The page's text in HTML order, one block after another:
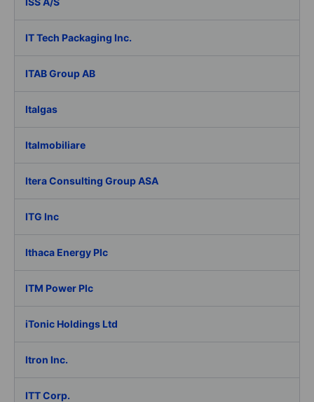
IT Tech Packaging Inc.
ITAB Group AB
Italgas
Italmobiliare
Itera Consulting Group ASA
ITG Inc
Ithaca Energy Plc
ITM Power Plc
iTonic Holdings Ltd
Itron Inc.
ITT Corp.